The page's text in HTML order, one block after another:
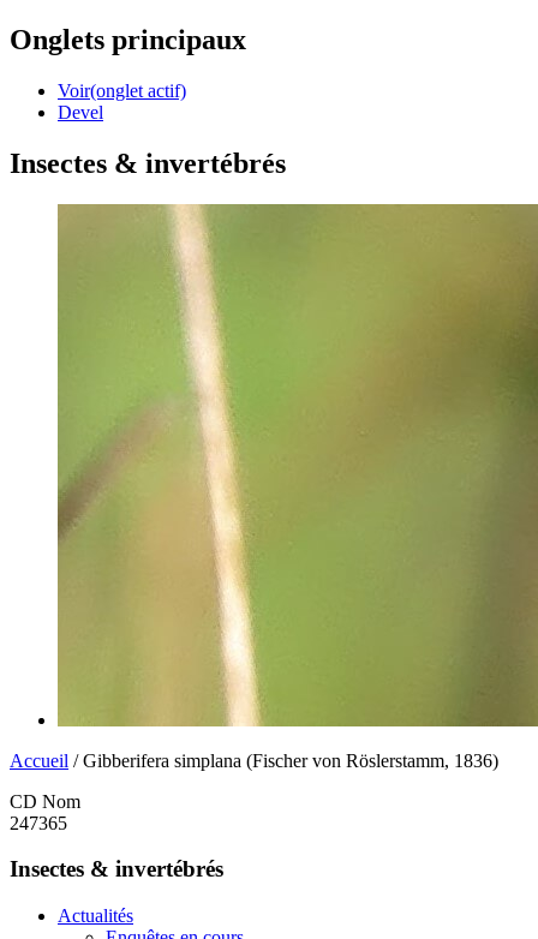
Onglets principaux
Voir(onglet actif)
Devel
Insectes & invertébrés
Accueil / Gibberifera simplana (Fischer von Röslerstamm, 1836)
CD Nom
247365
Insectes & invertébrés
Actualités